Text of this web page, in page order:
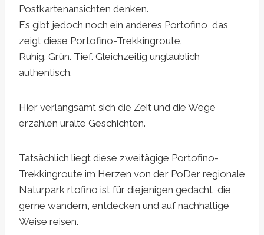
Postkartenansichten denken.
Es gibt jedoch noch ein anderes Portofino, das
zeigt diese Portofino-Trekkingroute.
Ruhig. Grün. Tief. Gleichzeitig unglaublich
authentisch.
Hier verlangsamt sich die Zeit und die Wege
erzählen uralte Geschichten.
Tatsächlich liegt diese zweitägige Portofino-
Trekkingroute im Herzen von der PoDer regionale
Naturpark rtofino ist für diejenigen gedacht, die
gerne wandern, entdecken und auf nachhaltige
Weise reisen.